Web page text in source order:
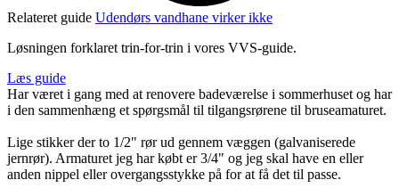
Relateret guide Udendørs vandhane virker ikke
Løsningen forklaret trin-for-trin i vores VVS-guide.
Læs guide
Har været i gang med at renovere badeværelse i sommerhuset og har
i den sammenhæng et spørgsmål til tilgangsrørene til bruseamaturet.
Lige stikker der to 1/2" rør ud gennem væggen (galvaniserede
jernrør). Armaturet jeg har købt er 3/4" og jeg skal have en eller
anden nippel eller overgangsstykke på for at få det til passe.